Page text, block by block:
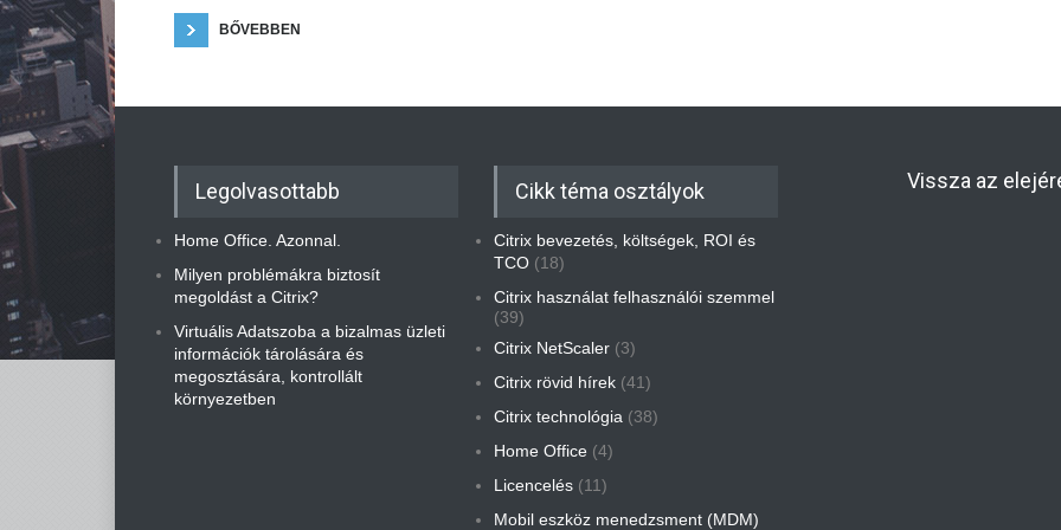
BŐVEBBEN
Legolvasottabb
Home Office. Azonnal.
Milyen problémákra biztosít
megoldást a Citrix?
Virtuális Adatszoba a bizalmas üzleti
információk tárolására és
megosztására, kontrollált
környezetben
Cikk téma osztályok
Citrix bevezetés, költségek, ROI és
TCO (18)
Citrix használat felhasználói szemmel
(39)
Citrix NetScaler (3)
Citrix rövid hírek (41)
Citrix technológia (38)
Home Office (4)
Licencelés (11)
Mobil eszköz menedzsment (MDM)
Vissza az